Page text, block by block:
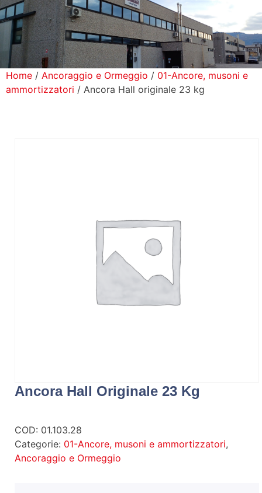
Prodotti
Home / Ancoraggio e Ormeggio / 01-Ancore, musoni e
ammortizzatori / Ancora Hall originale 23 kg
Ancora Hall Originale 23 Kg
COD: 01.103.28
Categorie: 01-Ancore, musoni e ammortizzatori,
Ancoraggio e Ormeggio